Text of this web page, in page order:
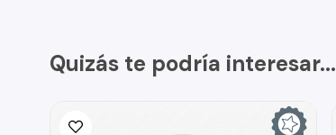
Quizás te podría interesar...